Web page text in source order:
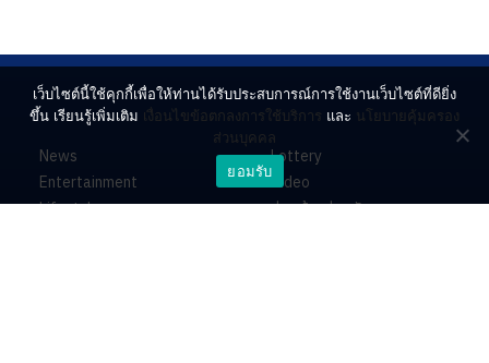
News
Entertainment
Lifestyle
Lottery
Video
ร่วมด้วยช่วยกัน
เว็บไซต์นี้ใช้คุกกี้เพื่อให้ท่านได้รับประสบการณ์การใช้งานเว็บไซต์ที่ดียิ่ง
ขึ้น เรียนรู้เพิ่มเติม เงื่อนไขข้อตกลงการใช้บริการ และ นโยบายคุ้มครอง
ส่วนบุคคล
ยอมรับ